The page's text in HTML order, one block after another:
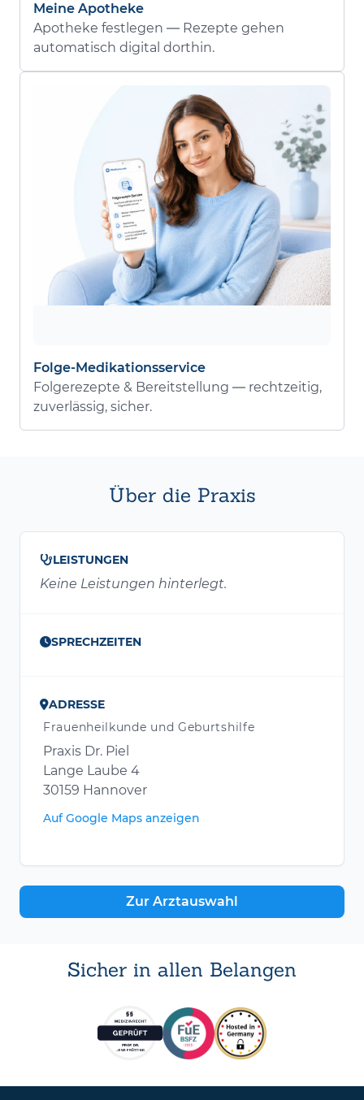
Meine Apotheke
Apotheke festlegen — Rezepte gehen
automatisch digital dorthin.
Folge-Medikationsservice
Folgerezepte & Bereitstellung — rechtzeitig,
zuverlässig, sicher.
Über die Praxis
LEISTUNGEN
Keine Leistungen hinterlegt.
SPRECHZEITEN
ADRESSE
Frauenheilkunde und Geburtshilfe
Praxis Dr. Piel
Lange Laube 4
30159 Hannover
Auf Google Maps anzeigen
Zur Arztauswahl
Sicher in allen Belangen